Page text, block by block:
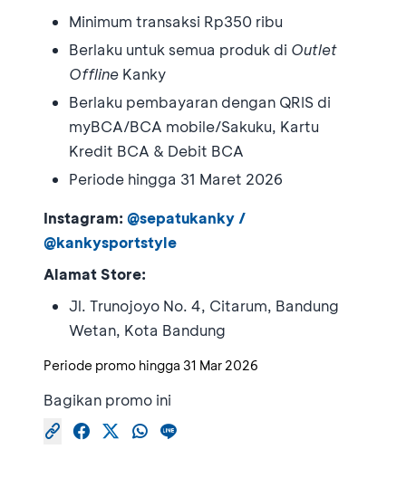
Minimum transaksi Rp350 ribu
Berlaku untuk semua produk di Outlet
Offline Kanky
Berlaku pembayaran dengan QRIS di
myBCA/BCA mobile/Sakuku, Kartu
Kredit BCA & Debit BCA
Periode hingga 31 Maret 2026
Instagram: @sepatukanky /
@kankysportstyle
Alamat Store:
Jl. Trunojoyo No. 4, Citarum, Bandung
Wetan, Kota Bandung
Periode promo hingga 31 Mar 2026
Bagikan promo ini